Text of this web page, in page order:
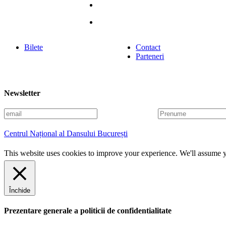
Bilete
Contact
Parteneri
Newsletter
E
m
a
i
l
P
r
u
m
Centrul Național al Dansului București
This website uses cookies to improve your experience. We'll
Închide
Prezentare generale a politicii de confidentialitate